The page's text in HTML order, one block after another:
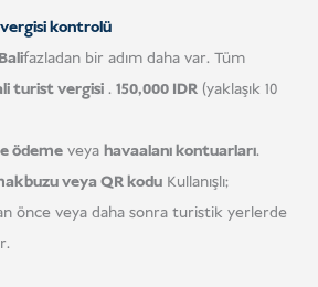
vergisi kontrolü
Balifazladan bir adım daha var. Tüm
turist vergisi . 150,000 IDR (yaklaşık 10
ödeme veya havaalanı kontuarları.
veya QR kodu Kullanışlı;
önce veya daha sonra turistik yerlerde